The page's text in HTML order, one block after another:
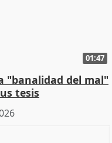
01:47
"banalidad del mal"
tesis